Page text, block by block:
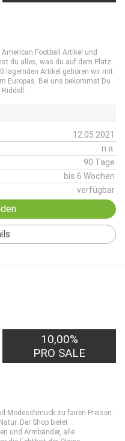
Football Artikel und
du alles, was du auf dem Platz
lagernden Artikel gehören wir mit
Europas. Bei uns bekommst Du
12.05.2021
n.a.
90 Tage
bis 6 Wochen
verfügbar
10,00%
PRO SALE
Modeschmuck zu fairen Preisen.
Der Shop bietet
und Armbänder, alle